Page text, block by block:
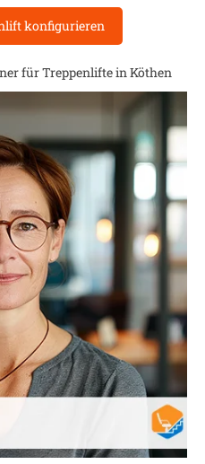
konfigurieren
für Treppenlifte inKöthen